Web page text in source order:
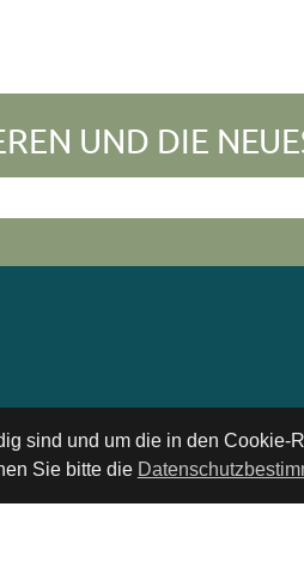
sind und um die in den
Sie bitte die
UND DIE